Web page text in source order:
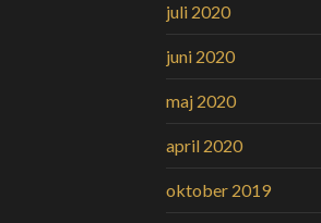
juli 2020
juni 2020
maj 2020
april 2020
oktober 2019